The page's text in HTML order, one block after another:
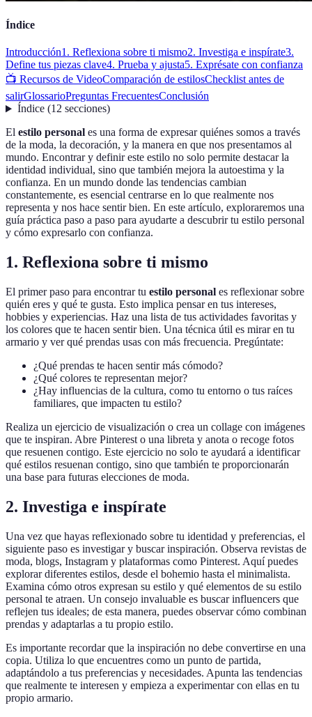
Índice
Introducción1. Reflexiona sobre ti mismo2. Investiga e inspírate3.
Define tus piezas clave4. Prueba y ajusta5. Exprésate con confianza
📺 Recursos de VideoComparación de estilosChecklist antes de
salirGlossarioPreguntas FrecuentesConclusión
Índice(12 secciones)
El estilo personal es una forma de expresar quiénes somos a través
de la moda, la decoración, y la manera en que nos presentamos al
mundo. Encontrar y definir este estilo no solo permite destacar la
identidad individual, sino que también mejora la autoestima y la
confianza. En un mundo donde las tendencias cambian
constantemente, es esencial centrarse en lo que realmente nos
representa y nos hace sentir bien. En este artículo, exploraremos una
guía práctica paso a paso para ayudarte a descubrir tu estilo personal
y cómo expresarlo con confianza.
1. Reflexiona sobre ti mismo
El primer paso para encontrar tu estilo personal es reflexionar sobre
quién eres y qué te gusta. Esto implica pensar en tus intereses,
hobbies y experiencias. Haz una lista de tus actividades favoritas y
los colores que te hacen sentir bien. Una técnica útil es mirar en tu
armario y ver qué prendas usas con más frecuencia. Pregúntate:
¿Qué prendas te hacen sentir más cómodo?
¿Qué colores te representan mejor?
¿Hay influencias de la cultura, como tu entorno o tus raíces
familiares, que impacten tu estilo?
Realiza un ejercicio de visualización o crea un collage con imágenes
que te inspiran. Abre Pinterest o una libreta y anota o recoge fotos
que resuenen contigo. Este ejercicio no solo te ayudará a identificar
qué estilos resuenan contigo, sino que también te proporcionarán
una base para futuras elecciones de moda.
2. Investiga e inspírate
Una vez que hayas reflexionado sobre tu identidad y preferencias, el
siguiente paso es investigar y buscar inspiración. Observa revistas de
moda, blogs, Instagram y plataformas como Pinterest. Aquí puedes
explorar diferentes estilos, desde el bohemio hasta el minimalista.
Examina cómo otros expresan su estilo y qué elementos de su estilo
personal te atraen. Un consejo invaluable es buscar influencers que
reflejen tus ideales; de esta manera, puedes observar cómo combinan
prendas y adaptarlas a tu propio estilo.
Es importante recordar que la inspiración no debe convertirse en una
copia. Utiliza lo que encuentres como un punto de partida,
adaptándolo a tus preferencias y necesidades. Apunta las tendencias
que realmente te interesen y empieza a experimentar con ellas en tu
propio armario.